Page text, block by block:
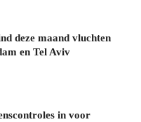
deze maand vluchten
en Tel Aviv
in voor